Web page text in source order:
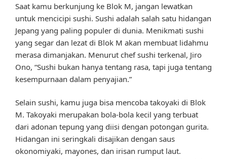
Saat kamu berkunjung ke Blok M, jangan lewatkan
untuk mencicipi sushi. Sushi adalah salah satu hidangan
Jepang yang paling populer di dunia. Menikmati sushi
yang segar dan lezat di Blok M akan membuat lidahmu
merasa dimanjakan. Menurut chef sushi terkenal, Jiro
Ono, “Sushi bukan hanya tentang rasa, tapi juga tentang
kesempurnaan dalam penyajian.”
Selain sushi, kamu juga bisa mencoba takoyaki di Blok
M. Takoyaki merupakan bola-bola kecil yang terbuat
dari adonan tepung yang diisi dengan potongan gurita.
Hidangan ini seringkali disajikan dengan saus
okonomiyaki, mayones, dan irisan rumput laut.